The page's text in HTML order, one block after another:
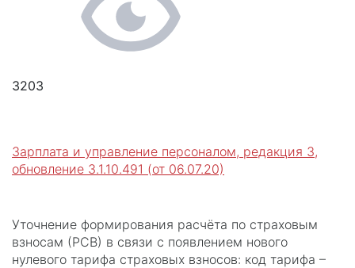
3203
Зарплата и управление персоналом, редакция 3,
обновление 3.1.10.491 (от 06.07.20)
Уточнение формирования расчёта по страховым
взносам (РСВ) в связи с появлением нового
нулевого тарифа страховых взносов: код тарифа –